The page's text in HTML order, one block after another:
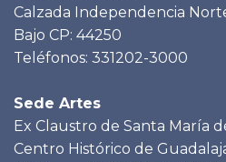
Calzada Independencia
Bajo CP: 44250
Teléfonos: 331202-3000
Sede Artes
Ex Claustro de Santa María
Centro Histórico de